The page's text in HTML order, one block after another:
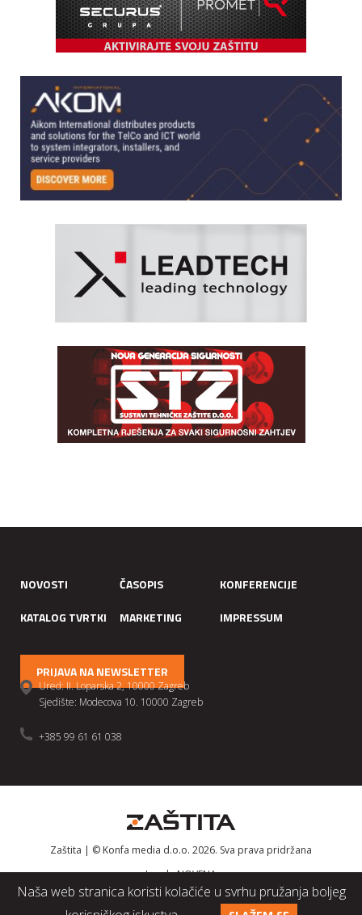
Naša web stranica koristi kolačiće u svrhu pružanja boljeg
NOVOSTI ČASOPIS
KONFERENCIJE
KATALOG TVRTKI
MARKETING IMPRESSUM
PRIJAVA NA NEWSLETTER
Ured: II. Loparska 2, 10000 Zagreb
Sjedište: Modecova 10. 10000 Zagreb
+385 99 61 61 038
Zaštita | © Konfa media d.o.o. 2026. Sva prava pridržana
IzradaNOVENA